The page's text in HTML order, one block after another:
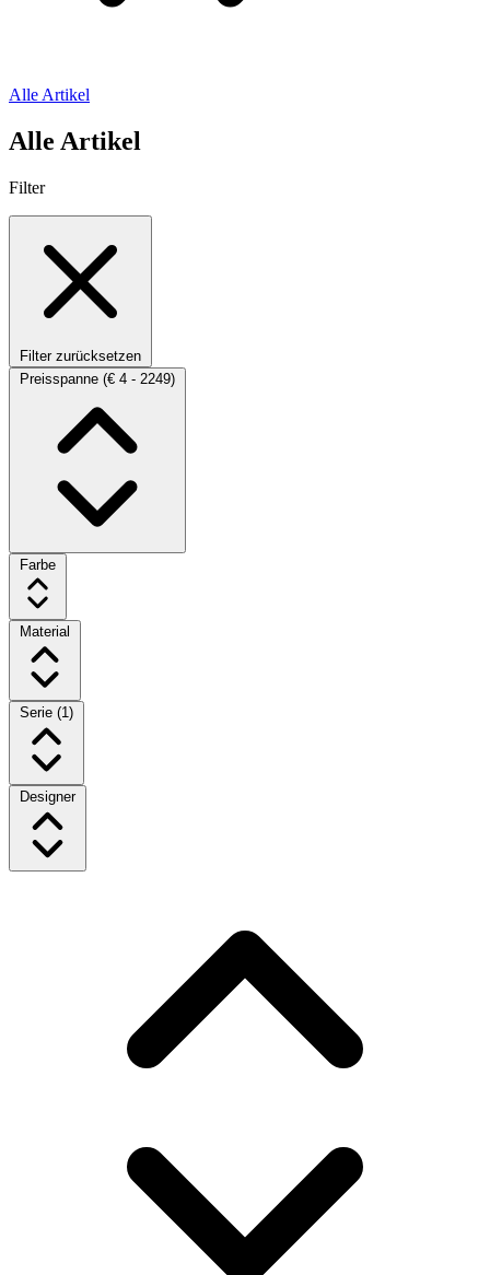
Alle Artikel
Alle Artikel
Filter
Filter zurücksetzen
Preisspanne (€ 4 - 2249)
Farbe
Material
Serie (1)
Designer